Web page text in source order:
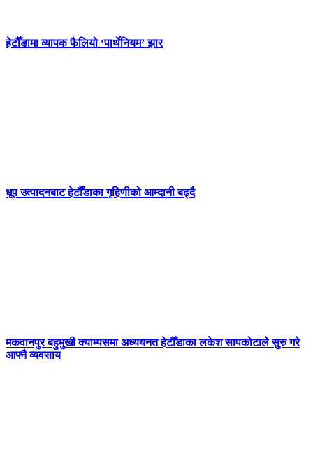
हेटौँडामा व्यापक फैलियो ‘पार्थेनियम’ झार
धूप उत्पादनबाट हेटौँडाका गृहिणीको आम्दानी बढ्दै
मकवानपुर बहुमुखी क्याम्पसमा अध्ययनत हेटौँडाका लकेश सापकोटाले सुरु गरे
आफ्नै व्यवसाय